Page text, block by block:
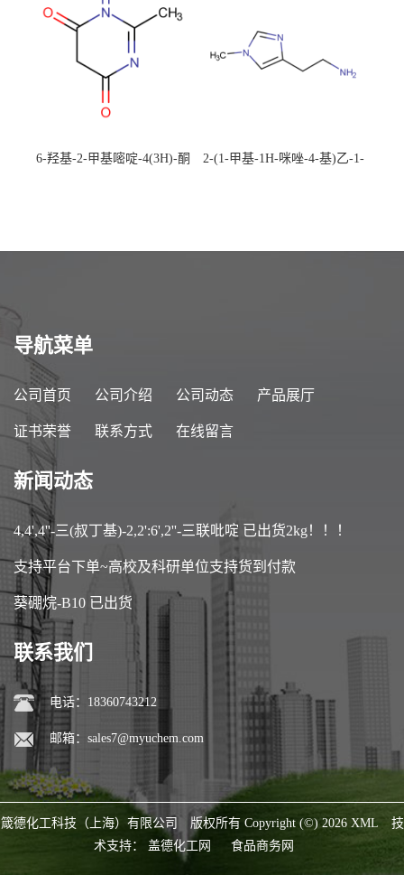
6-羟基-2-甲基嘧啶-4(3H)-酮
2-(1-甲基-1H-咪唑-4-基)乙-1-
导航菜单
公司首页 公司介绍 公司动态 产品展厅
证书荣誉 联系方式 在线留言
新闻动态
4,4',4''-三(叔丁基)-2,2':6',2''-三联吡啶 已出货2kg！！！
支持平台下单~高校及科研单位支持货到付款
葵硼烷-B10 已出货
联系我们
电话：18360743212
邮箱： sales7@myuchem.com
箴德化工科技（上海）有限公司 版权所有 Copyright (©) 2026 XML
技
术支持： 盖德化工网 食品商务网